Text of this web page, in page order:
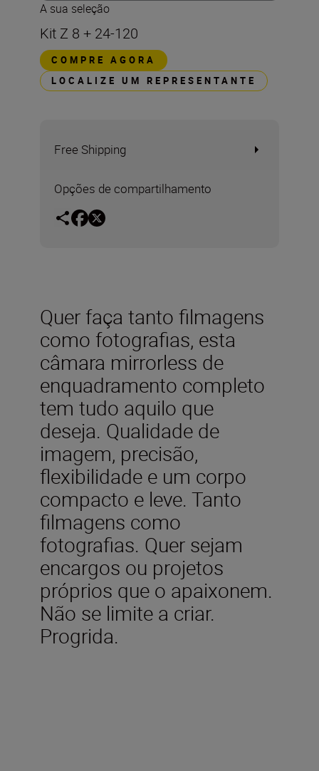
A sua seleção
Kit Z 8 + 24-120
COMPRE AGORA
LOCALIZE UM REPRESENTANTE
Free Shipping
Opções de compartilhamento
Quer faça tanto filmagens
como fotografias, esta
câmara mirrorless de
enquadramento completo
tem tudo aquilo que
deseja. Qualidade de
imagem, precisão,
flexibilidade e um corpo
compacto e leve. Tanto
filmagens como
fotografias. Quer sejam
encargos ou projetos
próprios que o apaixonem.
Não se limite a criar.
Progrida.